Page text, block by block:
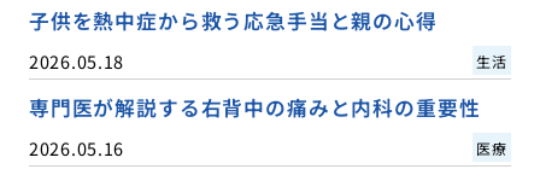
子供を熱中症から救う応急手当と親の心得
2026.05.18 生活
専門医が解説する右背中の痛みと内科の重要性
2026.05.16 医療